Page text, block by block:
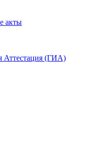
акты
Аттестация (ГИА)